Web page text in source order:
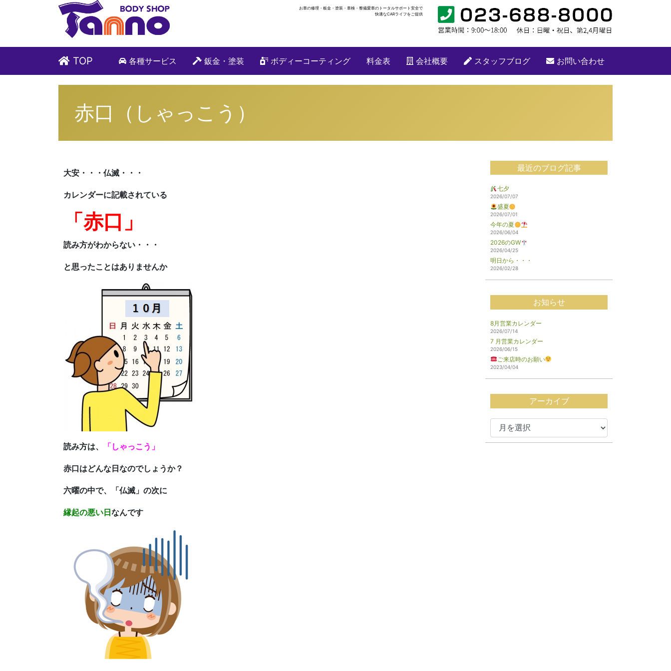
お車の修理・板金・塗装・車検・整備愛車のトータルサポート安全で
快適なCARライフをご提供
TOP 各種サービス 鈑金・塗装 ボディーコーティング 料金表 会社概要 スタッフブログ お問い合わせ
赤口（しゃっこう）
大安・・・仏滅・・・
カレンダーに記載されている
「赤口」
読み方がわからない・・・
と思ったことはありませんか
読み方は、 「しゃっこう」
赤口はどんな日なのでしょうか？
六曜の中で、「仏滅」の次に
縁起の悪い日なんです
最近のブログ記事
七夕
2026/07/07
盛夏
2026/07/01
今年の夏
2026/06/04
2026のGW
2026/04/25
明日から・・・
2026/02/28
お知らせ
8月営業カレンダー
2026/07/14
7 月営業カレンダー
2026/06/15
ご来店時のお願い
2023/04/04
アーカイブ